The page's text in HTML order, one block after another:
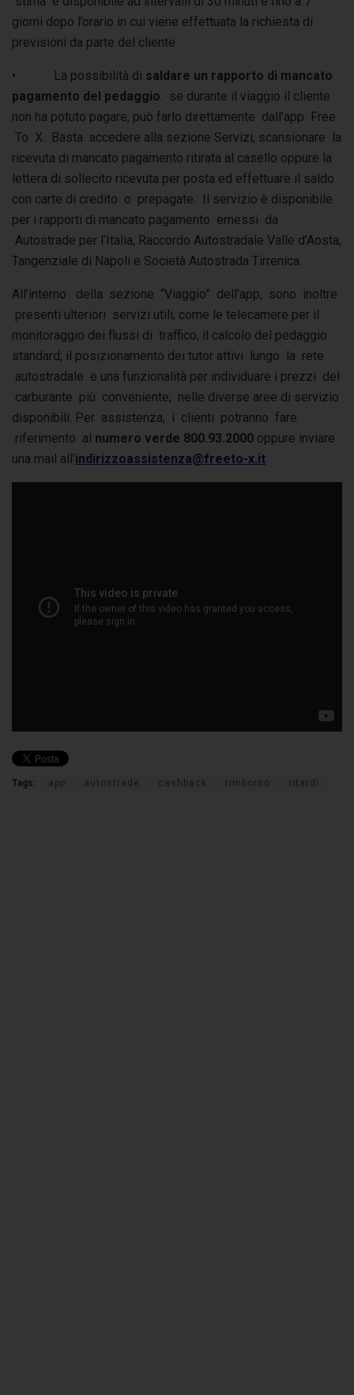
giorni dopo l’orario in cui viene effettuata la richiesta di
previsioni da parte del cliente.
• La possibilità di saldare un rapporto di mancato
pagamento del pedaggio: se durante il viaggio il cliente
non ha potuto pagare, può farlo direttamente dall’app Free
To X. Basta accedere alla sezione Servizi, scansionare la
ricevuta di mancato pagamento ritirata al casello oppure la
lettera di sollecito ricevuta per posta ed effettuare il saldo
con carte di credito o prepagate. Il servizio è disponibile
per i rapporti di mancato pagamento emessi da
Autostrade per l’Italia, Raccordo Autostradale Valle d’Aosta,
Tangenziale di Napoli e Società Autostrada Tirrenica.
All’interno della sezione “Viaggio” dell’app, sono inoltre
presenti ulteriori servizi utili, come le telecamere per il
monitoraggio dei flussi di traffico; il calcolo del pedaggio
standard; il posizionamento dei tutor attivi lungo la rete
autostradale e una funzionalità per individuare i prezzi del
carburante più conveniente, nelle diverse aree di servizio
disponibili. Per assistenza, i clienti potranno fare
riferimento al numero verde 800.93.2000 oppure inviare
una mail all’indirizzoassistenza@freeto-x.it
Tags: app autostrade cashback rimborso ritardi